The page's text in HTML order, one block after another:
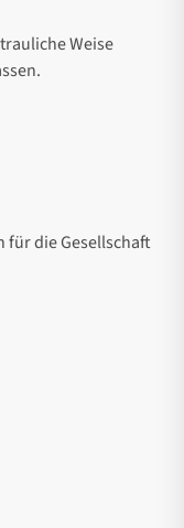
Weise
für die Gesellschaft